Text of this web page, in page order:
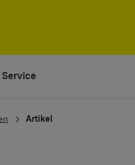
Service
Artikel